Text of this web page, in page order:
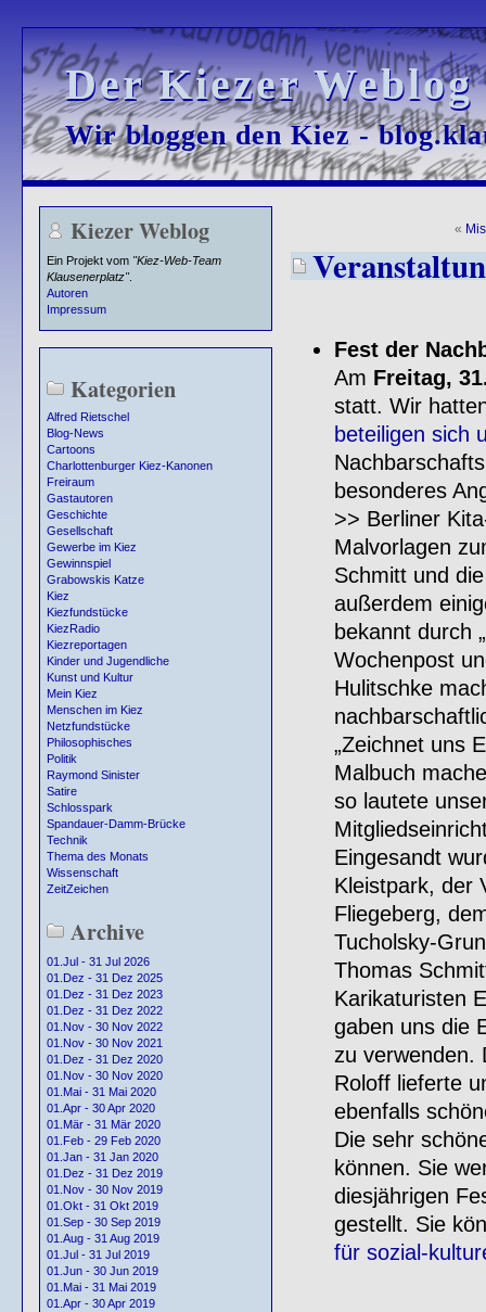
Der Kiezer
Der Kiezer
Wir bloggen den Kiez -
Wir bloggen den Kiez -
Kiezer Weblog
Ein Projekt vom "Kiez-Web-Team
Klausenerplatz".
Autoren
Impressum
Kategorien
Alfred Rietschel
Blog-News
Cartoons
Charlottenburger Kiez-Kanonen
Freiraum
Gastautoren
Geschichte
Gesellschaft
Gewerbe im Kiez
Gewinnspiel
Grabowskis Katze
Kiez
Kiezfundstücke
KiezRadio
Kiezreportagen
Kinder und Jugendliche
Kunst und Kultur
Mein Kiez
Menschen im Kiez
Netzfundstücke
Philosophisches
Politik
Raymond Sinister
Satire
Schlosspark
Spandauer-Damm-Brücke
Technik
Thema des Monats
Wissenschaft
ZeitZeichen
Archive
01.Jul - 31 Jul 2026
01.Dez - 31 Dez 2025
01.Dez - 31 Dez 2023
01.Dez - 31 Dez 2022
01.Nov - 30 Nov 2022
01.Nov - 30 Nov 2021
01.Dez - 31 Dez 2020
01.Nov - 30 Nov 2020
01.Mai - 31 Mai 2020
01.Apr - 30 Apr 2020
01.Mär - 31 Mär 2020
01.Feb - 29 Feb 2020
01.Jan - 31 Jan 2020
01.Dez - 31 Dez 2019
01.Nov - 30 Nov 2019
01.Okt - 31 Okt 2019
01.Sep - 30 Sep 2019
01.Aug - 31 Aug 2019
01.Jul - 31 Jul 2019
01.Jun - 30 Jun 2019
01.Mai - 31 Mai 2019
01.Apr - 30 Apr 2019
«
Fest der
Am Freitag,
statt. Wir
beteiligen sich
besonderes
>> Berliner
Malvorlagen
Schmitt und
außerdem
bekannt durch
Wochenpost
Hulitschke
„Zeichnet uns
Malbuch
so lautete
Eingesandt
Kleistpark, der
Fliegeberg,
Tucholsky-
Thomas
Karikaturisten
gaben uns die
zu verwenden.
Roloff lieferte
ebenfalls
Die sehr
können. Sie
diesjährigen
gestellt. Sie
für sozial-